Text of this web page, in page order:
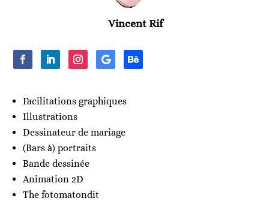
Vincent Rif
Facilitations graphiques
Illustrations
Dessinateur de mariage
(Bars à) portraits
Bande dessinée
Animation 2D
The fotomatondit